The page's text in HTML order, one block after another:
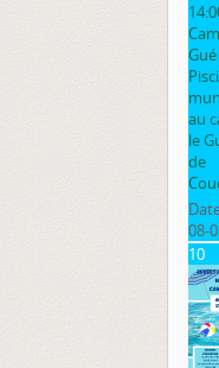
Gué
au
le
de
08-
10